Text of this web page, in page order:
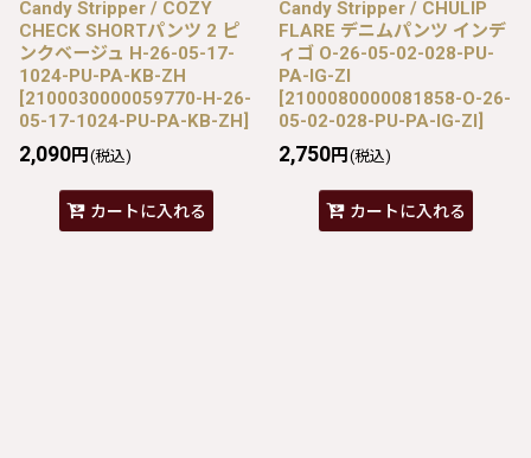
Candy Stripper / COZY
CHECK SHORTパンツ 2 ピ
ンクベージュ H-26-05-17-
1024-PU-PA-KB-ZH
[2100030000059770-H-26-
05-17-1024-PU-PA-KB-ZH]
2,090円 (税込)
カートに入れる
Candy Stripper / CHULIP
FLARE デニムパンツ インデ
ィゴ O-26-05-02-028-PU-
PA-IG-ZI
[2100080000081858-O-26-
05-02-028-PU-PA-IG-ZI]
2,750円 (税込)
カートに入れる